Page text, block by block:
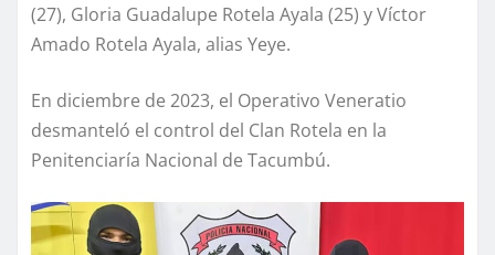
(27), Gloria Guadalupe Rotela Ayala (25) y Víctor
Amado Rotela Ayala, alias Yeye.
En diciembre de 2023, el Operativo Veneratio
desmanteló el control del Clan Rotela en la
Penitenciaría Nacional de Tacumbú.